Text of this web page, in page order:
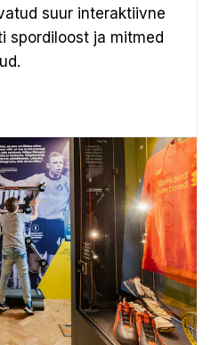
suur interaktiivne
spordiloost ja mitmed